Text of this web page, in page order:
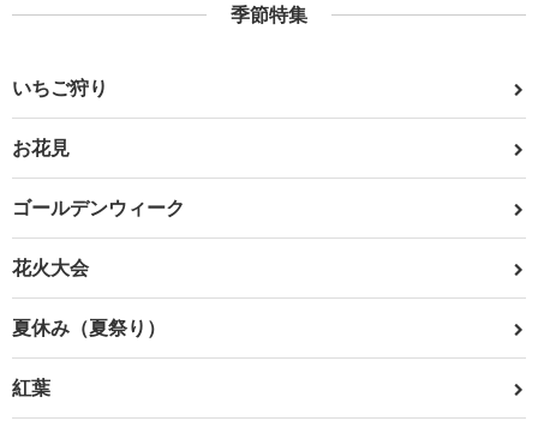
季節特集
いちご狩り
お花見
ゴールデンウィーク
花火大会
夏休み（夏祭り）
紅葉